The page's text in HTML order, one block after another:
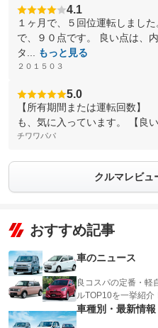
4.1
１ヶ月で、５回位運転しまし
で、９０点です。 良い点は、
タ...
もっと見る
２０１５０３
5.0
【所有期間または運転回数
も、気に入っています。 【良
チワワパパ
クルマレビュ
おすすめ記事
車のニュース
良コスパの定番・軽
ルTOP10を一挙紹介
車種別・最新情報